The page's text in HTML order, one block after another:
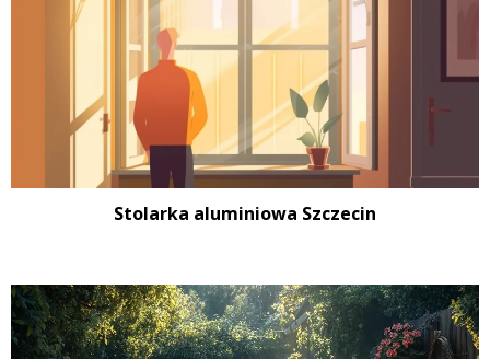
Stolarka aluminiowa Szczecin